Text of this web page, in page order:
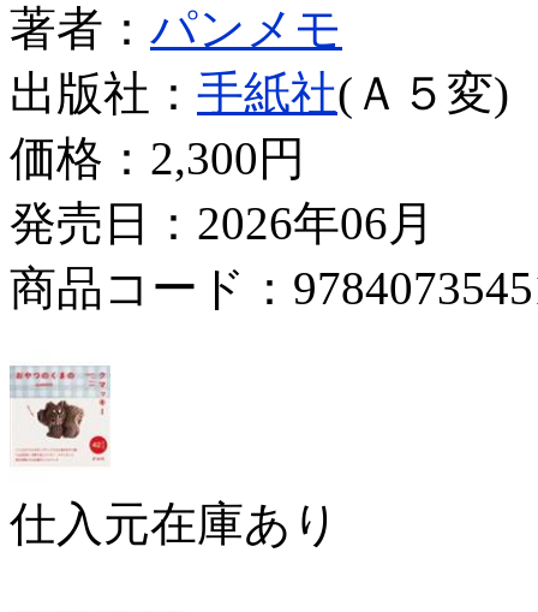
著者： パンメモ
出版社： 手紙社(Ａ５変)
価格： 2,300円
発売日：2026年06月
商品コード：
仕入元在庫あり